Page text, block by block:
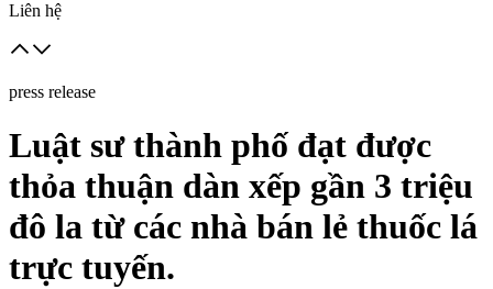
Liên hệ
press release
Luật sư thành phố đạt được
thỏa thuận dàn xếp gần 3 triệu
đô la từ các nhà bán lẻ thuốc lá
trực tuyến.